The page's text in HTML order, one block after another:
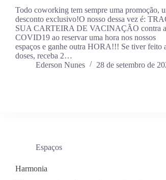
Todo coworking tem sempre uma promoção,
desconto exclusivo!O nosso dessa vez é:
SUA CARTEIRA DE VACINAÇÃO contra a
COVID19 ao reservar uma hora nos nossos
espaços e ganhe outra HORA!!! Se tiver feito
doses, receba 2…
Ederson Nunes
28 de setembro de
Espaços
Harmonia